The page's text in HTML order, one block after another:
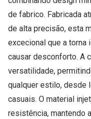
de fabrico. Fabricada
de alta precisão, esta
excecional que a torna
causar desconforto. A
versatilidade,
qualquer estilo, desde
casuais. O material
resistência, mantendo